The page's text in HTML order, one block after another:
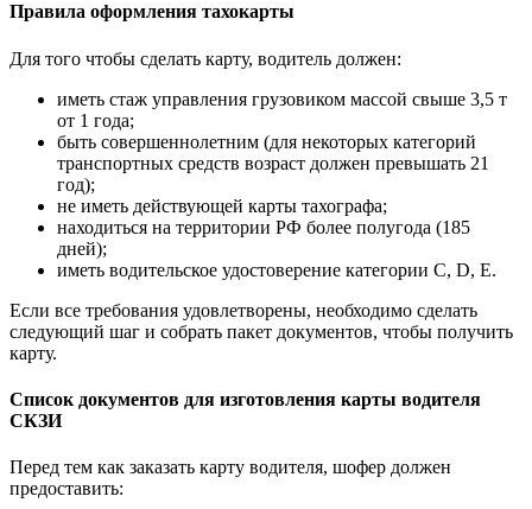
Правила оформления тахокарты
Для того чтобы сделать карту, водитель должен:
иметь стаж управления грузовиком массой свыше 3,5 т
от 1 года;
быть совершеннолетним (для некоторых категорий
транспортных средств возраст должен превышать 21
год);
не иметь действующей карты тахографа;
находиться на территории РФ более полугода (185
дней);
иметь водительское удостоверение категории C, D, E.
Если все требования удовлетворены, необходимо сделать
следующий шаг и собрать пакет документов, чтобы получить
карту.
Список документов для изготовления карты водителя
СКЗИ
Перед тем как заказать карту водителя, шофер должен
предоставить: